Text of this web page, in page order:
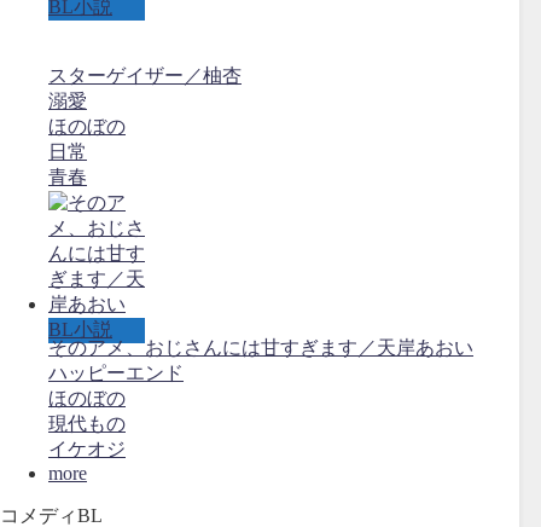
BL小説
スターゲイザー／柚杏
溺愛
ほのぼの
日常
青春
BL小説
そのアメ、おじさんには甘すぎます／天岸あおい
ハッピーエンド
ほのぼの
現代もの
イケオジ
more
コメディBL